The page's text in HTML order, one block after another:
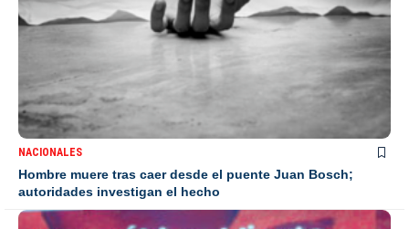
NACIONALES
Hombre muere tras caer desde el puente Juan Bosch;
autoridades investigan el hecho